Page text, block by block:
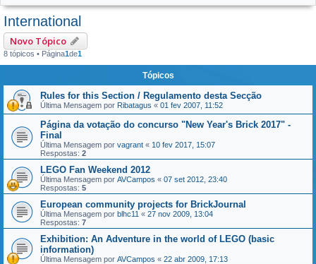
International
Novo Tópico
8 tópicos • Página1de1
Tópicos
Rules for this Section / Regulamento desta Secção
Última Mensagem por Ribatagus « 01 fev 2007, 11:52
Página da votação do concurso "New Year's Brick 2017" -
Final
Última Mensagem por vagrant « 10 fev 2017, 15:07
Respostas: 2
LEGO Fan Weekend 2012
Última Mensagem por AVCampos « 07 set 2012, 23:40
Respostas: 5
European community projects for BrickJournal
Última Mensagem por blhc11 « 27 nov 2009, 13:04
Respostas: 7
Exhibition: An Adventure in the world of LEGO (basic
information)
Última Mensagem por AVCampos « 22 abr 2009, 17:13